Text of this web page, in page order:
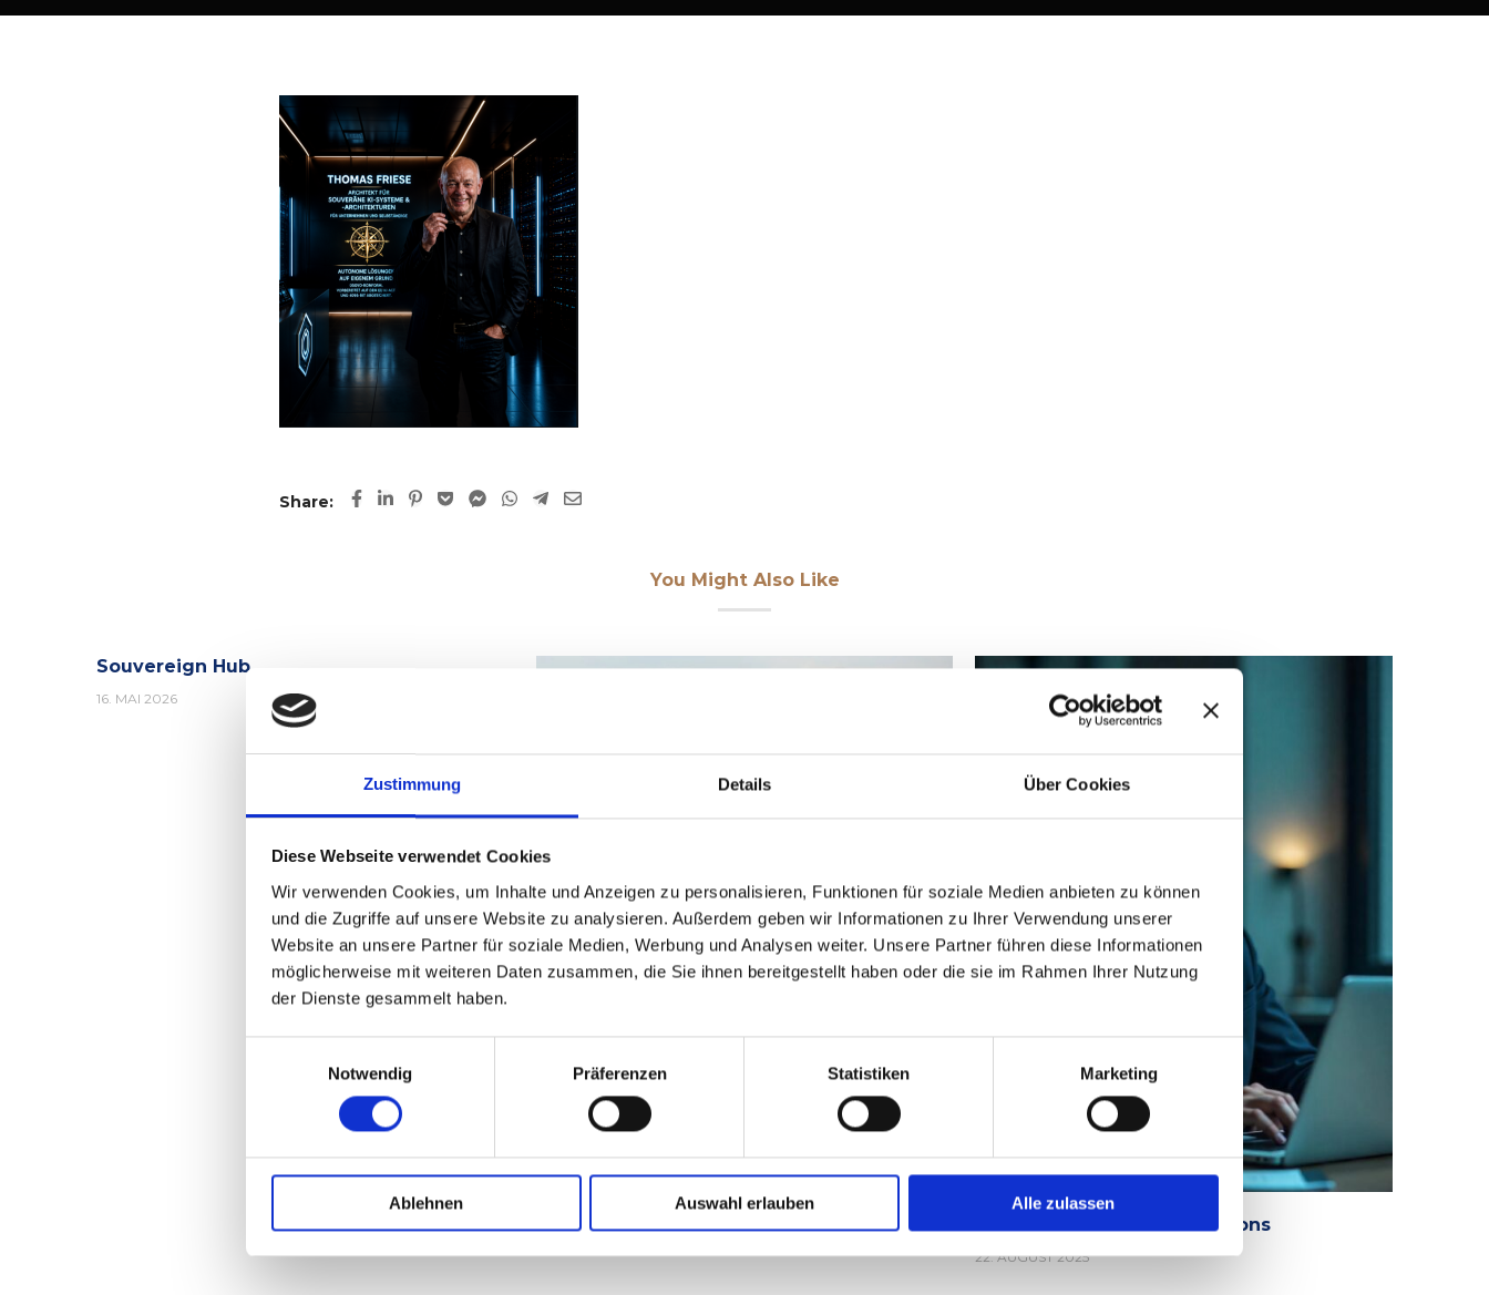
Zustimmung Details Über Cookies
Diese Webseite verwendet Cookies
Wir verwenden Cookies, um Inhalte und Anzeigen zu personalisieren, Funktionen für soziale Medien anbieten zu können
und die Zugriffe auf unsere Website zu analysieren. Außerdem geben wir Informationen zu Ihrer Verwendung unserer
Website an unsere Partner für soziale Medien, Werbung und Analysen weiter. Unsere Partner führen diese Informationen
möglicherweise mit weiteren Daten zusammen, die Sie ihnen bereitgestellt haben oder die sie im Rahmen Ihrer Nutzung
der Dienste gesammelt haben.
Notwendig
Präferenzen Statistiken Marketing
Ablehnen Auswahl erlauben Alle zulassen
Share:
You Might Also Like
Souvereign Hub
16. MAI 2026
Innovation ohne Marktschreierei |
4. FEBRUAR 2026
MetaCompass Public Relations
22. AUGUST 2025